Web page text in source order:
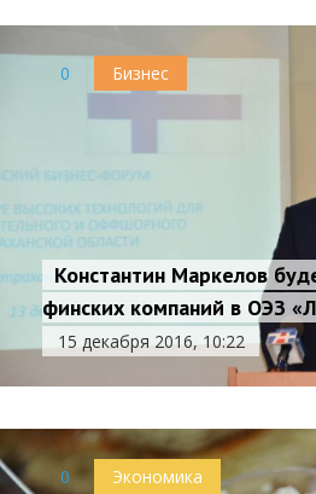
0 Бизнес
Константин Маркелов
финских компаний в ОЭЗ
15 декабря 2016, 10:22
0 Экономика